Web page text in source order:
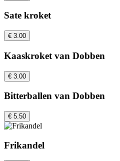
Sate kroket
€ 3.00
Kaaskroket van Dobben
€ 3.00
Bitterballen van Dobben
€ 5.50
Frikandel